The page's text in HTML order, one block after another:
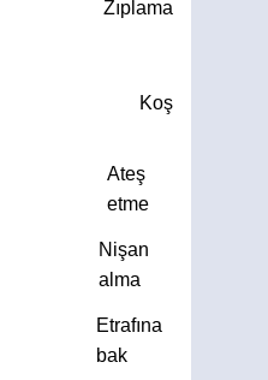
Zıplama
Koş
Ateş
etme
Nişan
alma
Etrafına
bak